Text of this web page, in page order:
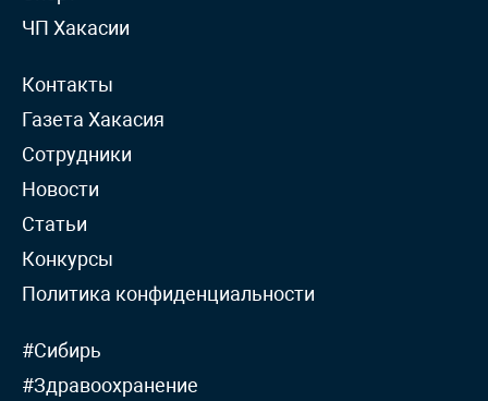
ЧП Хакасии
Контакты
Газета Хакасия
Сотрудники
Новости
Статьи
Конкурсы
Политика конфиденциальности
#Сибирь
#Здравоохранение